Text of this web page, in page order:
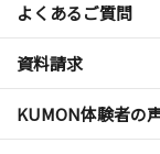
よくあるご質問
資料請求
KUMON体験者の